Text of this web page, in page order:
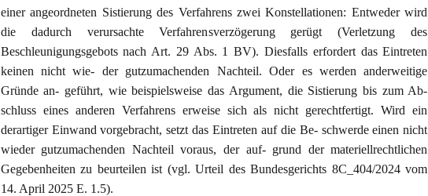
einer angeordneten Sistierung des Verfahrens zwei Konstellationen: Entweder wird
die dadurch verursachte Verfahrensverzögerung gerügt (Verletzung des
Beschleunigungsgebots nach Art. 29 Abs. 1 BV). Diesfalls erfordert das Eintreten
keinen nicht wie- der gutzumachenden Nachteil. Oder es werden anderweitige
Gründe an- geführt, wie beispielsweise das Argument, die Sistierung bis zum Ab-
schluss eines anderen Verfahrens erweise sich als nicht gerechtfertigt. Wird ein
derartiger Einwand vorgebracht, setzt das Eintreten auf die Be- schwerde einen nicht
wieder gutzumachenden Nachteil voraus, der auf- grund der materiellrechtlichen
Gegebenheiten zu beurteilen ist (vgl. Urteil des Bundesgerichts 8C_404/2024 vom
14. April 2025 E. 1.5).